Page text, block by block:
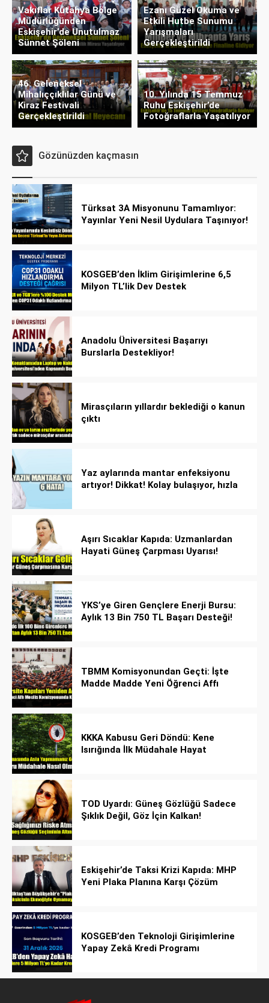
Vakıflar Kütahya Bölge
Müdürlüğünden
Eskişehir’de Unutulmaz
Sünnet Şöleni
Ezanı Güzel Okuma ve
Etkili Hutbe Sunumu
Yarışmaları
Gerçekleştirildi
46. Geleneksel
Mihalıççıklılar Günü ve
Kiraz Festivali
Gerçekleştirildi
10. Yılında 15 Temmuz
Ruhu Eskişehir’de
Fotoğraflarla Yaşatılıyor
Gözünüzden kaçmasın
Türksat 3A Misyonunu Tamamlıyor:
Yayınlar Yeni Nesil Uydulara Taşınıyor!
KOSGEB’den İklim Girişimlerine 6,5
Milyon TL’lik Dev Destek
Anadolu Üniversitesi Başarıyı
Burslarla Destekliyor!
Mirasçıların yıllardır beklediği o kanun
çıktı
Yaz aylarında mantar enfeksiyonu
artıyor! Dikkat! Kolay bulaşıyor, hızla
Aşırı Sıcaklar Kapıda: Uzmanlardan
Hayati Güneş Çarpması Uyarısı!
YKS’ye Giren Gençlere Enerji Bursu:
Aylık 13 Bin 750 TL Başarı Desteği!
TBMM Komisyonundan Geçti: İşte
Madde Madde Yeni Öğrenci Affı
KKKA Kabusu Geri Döndü: Kene
Isırığında İlk Müdahale Hayat
TOD Uyardı: Güneş Gözlüğü Sadece
Şıklık Değil, Göz İçin Kalkan!
Eskişehir’de Taksi Krizi Kapıda: MHP
Yeni Plaka Planına Karşı Çözüm
KOSGEB’den Teknoloji Girişimlerine
Yapay Zekâ Kredi Programı